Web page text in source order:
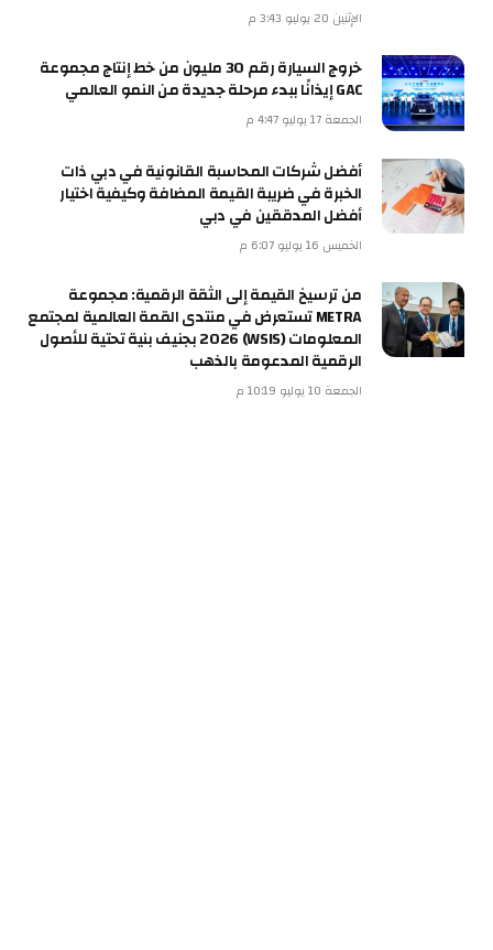
الإثنين 20 يوليو 3:43 م
خروج السيارة رقم 30 مليون من خط إنتاج مجموعة
GAC إيذانًا ببدء مرحلة جديدة من النمو العالمي
الجمعة 17 يوليو 4:47 م
أفضل شركات المحاسبة القانونية في دبي ذات
الخبرة في ضريبة القيمة المضافة وكيفية اختيار
أفضل المدققين في دبي
الخميس 16 يوليو 6:07 م
من ترسيخ القيمة إلى الثقة الرقمية: مجموعة
METRA تستعرض في منتدى القمة العالمية لمجتمع
المعلومات (WSIS) 2026 بجنيف بنية تحتية للأصول
الرقمية المدعومة بالذهب
الجمعة 10 يوليو 10:19 م